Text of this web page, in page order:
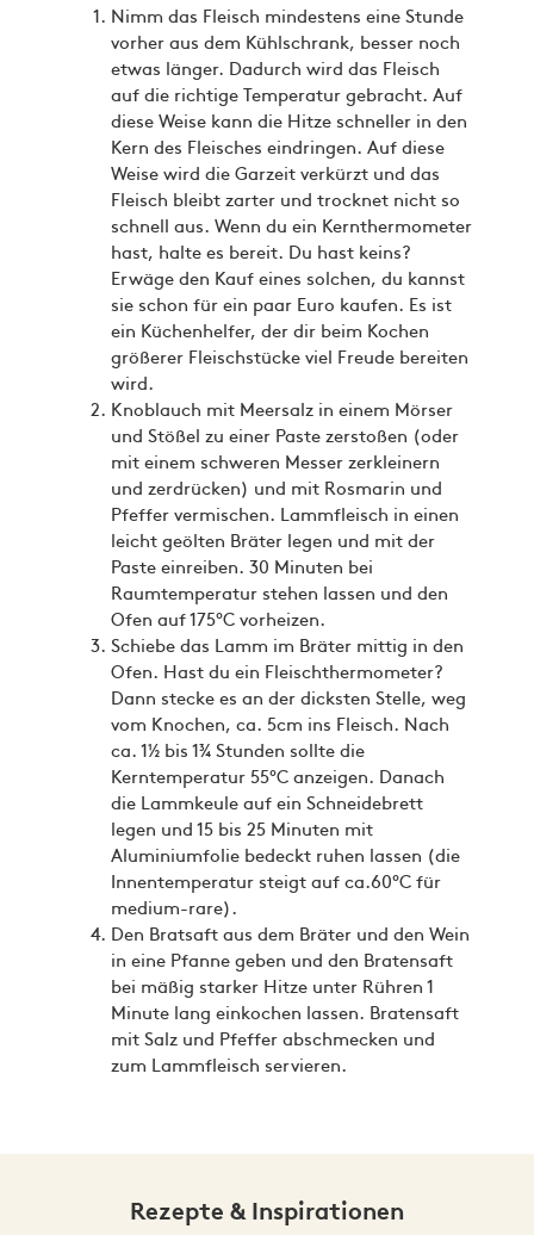
Nimm das Fleisch mindestens eine Stunde
vorher aus dem Kühlschrank, besser noch
etwas länger. Dadurch wird das Fleisch
auf die richtige Temperatur gebracht. Auf
diese Weise kann die Hitze schneller in den
Kern des Fleisches eindringen. Auf diese
Weise wird die Garzeit verkürzt und das
Fleisch bleibt zarter und trocknet nicht so
schnell aus. Wenn du ein Kernthermometer
hast, halte es bereit. Du hast keins?
Erwäge den Kauf eines solchen, du kannst
sie schon für ein paar Euro kaufen. Es ist
ein Küchenhelfer, der dir beim Kochen
größerer Fleischstücke viel Freude bereiten
wird.
Knoblauch mit Meersalz in einem Mörser
und Stößel zu einer Paste zerstoßen (oder
mit einem schweren Messer zerkleinern
und zerdrücken) und mit Rosmarin und
Pfeffer vermischen. Lammfleisch in einen
leicht geölten Bräter legen und mit der
Paste einreiben. 30 Minuten bei
Raumtemperatur stehen lassen und den
Ofen auf 175°C vorheizen.
Schiebe das Lamm im Bräter mittig in den
Ofen. Hast du ein Fleischthermometer?
Dann stecke es an der dicksten Stelle, weg
vom Knochen, ca. 5cm ins Fleisch. Nach
ca. 1½ bis 1¾ Stunden sollte die
Kerntemperatur 55°C anzeigen. Danach
die Lammkeule auf ein Schneidebrett
legen und 15 bis 25 Minuten mit
Aluminiumfolie bedeckt ruhen lassen (die
Innentemperatur steigt auf ca.60°C für
medium-rare).
Den Bratsaft aus dem Bräter und den Wein
in eine Pfanne geben und den Bratensaft
bei mäßig starker Hitze unter Rühren 1
Minute lang einkochen lassen. Bratensaft
mit Salz und Pfeffer abschmecken und
zum Lammfleisch servieren.
Rezepte & Inspirationen